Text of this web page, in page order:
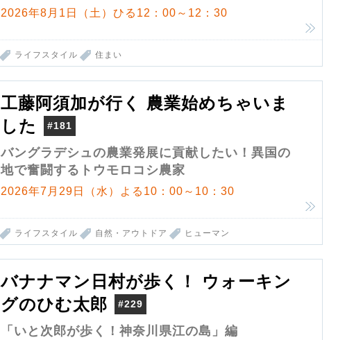
2026年8月1日（土）ひる12：00～12：30
ライフスタイル 住まい
工藤阿須加が行く 農業始めちゃいま
した
#181
バングラデシュの農業発展に貢献したい！異国の
地で奮闘するトウモロコシ農家
2026年7月29日（水）よる10：00～10：30
ライフスタイル 自然・アウトドア ヒューマン
バナナマン日村が歩く！ ウォーキン
グのひむ太郎
#229
「いと次郎が歩く！神奈川県江の島」編